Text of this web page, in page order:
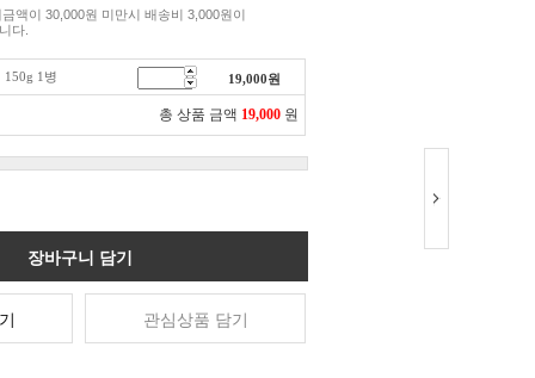
액이 30,000원 미만시 배송비 3,000원이
다.
150g 1병 19,000원
총 상품 금액 19,000 원
장바구니 담기
관심상품 담기